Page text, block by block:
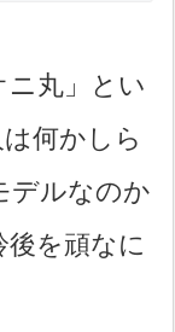
ニ丸」とい
何かしら
デルなのか
を頑なに